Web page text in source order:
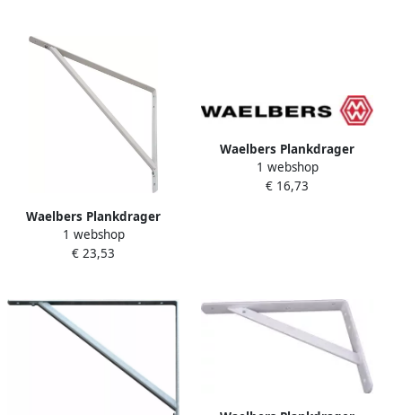
Waelbers Plankdrager
400x500mm wit 1 Stuk(s)
2515.41
1 webshop
€ 23,53
Waelbers Plankdrager
250x300mm blauw verzinkt
(GV) 1 Stuk(s) 2491.41
1 webshop
€ 16,73